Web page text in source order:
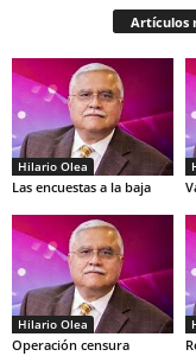
Artículos
Hilario Olea
Las encuestas a la baja
Hilario Olea
Operación censura